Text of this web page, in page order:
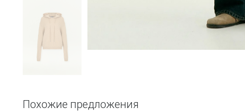
Похожие предложения